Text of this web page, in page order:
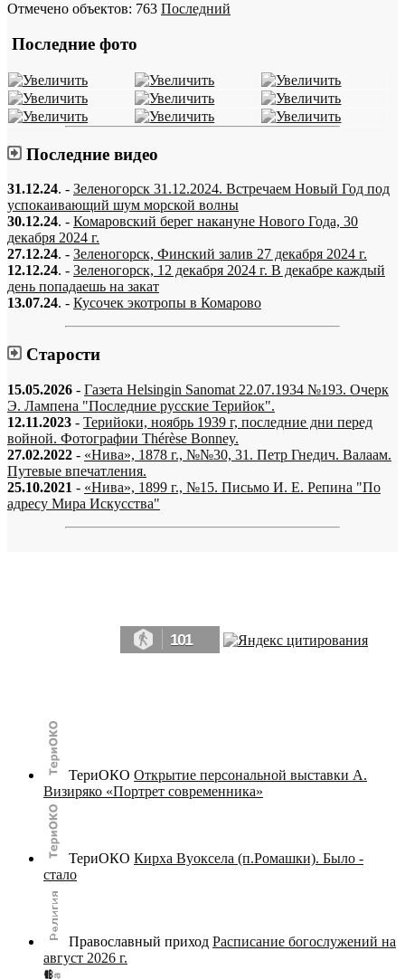
Отмечено объектов: 763 Последний
Последние фото
Последние видео
31.12.24. - Зеленогорск 31.12.2024. Встречаем Новый Год под
успокаивающий шум морской волны
30.12.24. - Комаровский берег накануне Нового Года, 30
декабря 2024 г.
27.12.24. - Зеленогорск, Финский залив 27 декабря 2024 г.
12.12.24. - Зеленогорск, 12 декабря 2024 г. В декабре каждый
день попадаешь на закат
13.07.24. - Кусочек экотропы в Комарово
Старости
15.05.2026 - Газета Helsingin Sanomat 22.07.1934 №193. Очерк
Э. Лампена "Последние русские Терийок".
12.11.2023 - Терийоки, ноябрь 1939 г, последние дни перед
войной. Фотографии Thérèse Bonney.
27.02.2022 - «Нива», 1878 г., №№30, 31. Петр Гнедич. Валаам.
Путевые впечатления.
25.10.2021 - «Нива», 1899 г., №15. Письмо И. Е. Репина "По
адресу Мира Искусства"
101
ТериОКО Открытие персональной выставки А.
Визиряко «Портрет современника»
ТериОКО Кирха Вуоксела (п.Ромашки). Было -
стало
Православный приход Расписание богослужений на
август 2026 г.